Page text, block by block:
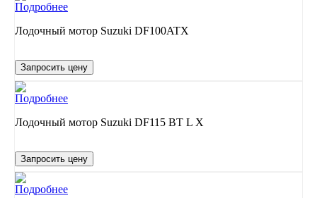
Подробнее
Лодочный мотор Suzuki DF100ATX
Запросить цену
Подробнее
Лодочный мотор Suzuki DF115 BT L X
Запросить цену
Подробнее